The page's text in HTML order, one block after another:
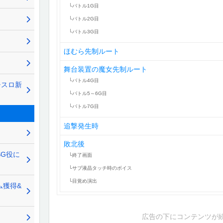
└バトル1G目
└バトル2G目
└バトル3G目
ほむら先制ルート
舞台装置の魔女先制ルート
└バトル4G目
└バトル5～6G目
└バトル7G目
追撃発生時
敗北後
└終了画面
└サブ液晶タッチ時のボイス
└目覚め演出
広告の下にコンテンツが
ロ新
役に
獲得&